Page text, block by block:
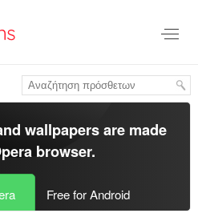
wallpapers are made
browser.
Free for Android